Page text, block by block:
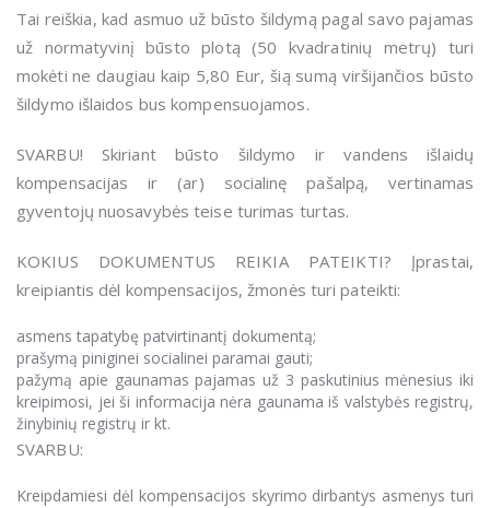
Tai reiškia, kad asmuo už būsto šildymą pagal savo pajamas
už normatyvinį būsto plotą (50 kvadratinių metrų) turi
mokėti ne daugiau kaip 5,80 Eur, šią sumą viršijančios būsto
šildymo išlaidos bus kompensuojamos.
SVARBU! Skiriant būsto šildymo ir vandens išlaidų
kompensacijas ir (ar) socialinę pašalpą, vertinamas
gyventojų nuosavybės teise turimas turtas.
KOKIUS DOKUMENTUS REIKIA PATEIKTI? Įprastai,
kreipiantis dėl kompensacijos, žmonės turi pateikti:
asmens tapatybę patvirtinantį dokumentą;
prašymą piniginei socialinei paramai gauti;
pažymą apie gaunamas pajamas už 3 paskutinius mėnesius iki
kreipimosi, jei ši informacija nėra gaunama iš valstybės registrų,
žinybinių registrų ir kt.
SVARBU:
Kreipdamiesi dėl kompensacijos skyrimo dirbantys asmenys turi